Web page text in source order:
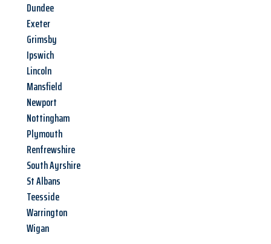
Dundee
Exeter
Grimsby
Ipswich
Lincoln
Mansfield
Newport
Nottingham
Plymouth
Renfrewshire
South Ayrshire
St Albans
Teesside
Warrington
Wigan